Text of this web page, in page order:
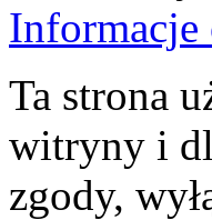
Informacje
Ta strona
witryny i
zgody,